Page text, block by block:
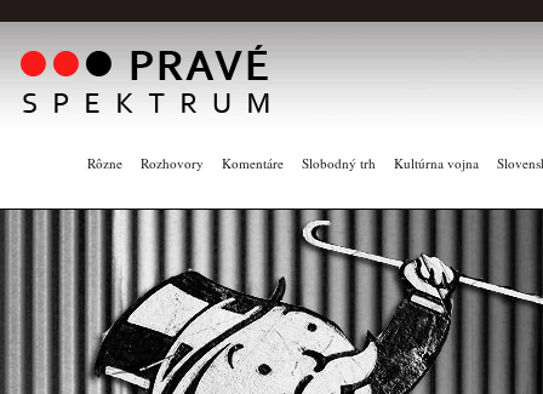
Rôzne Rozhovory Komentáre Slobodný trh Kultúrna vojna